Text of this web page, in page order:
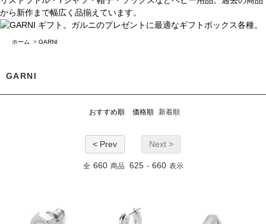
ホーム > GARNI
GARNI
おすすめ順 価格順 新着順
< Prev Next >
全 660 商品 625 - 660 表示